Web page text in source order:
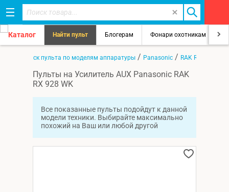
Каталог Найти пульт Блогерам Фонари охотникам
Поиск пульта по моделям аппаратуры / Panasonic / RAK RX 928 WK
Пульты на Усилитель AUX Panasonic RAK
RX 928 WK
Все показанные пульты подойдут к данной
модели техники. Выбирайте максимально
похожий на Ваш или любой другой